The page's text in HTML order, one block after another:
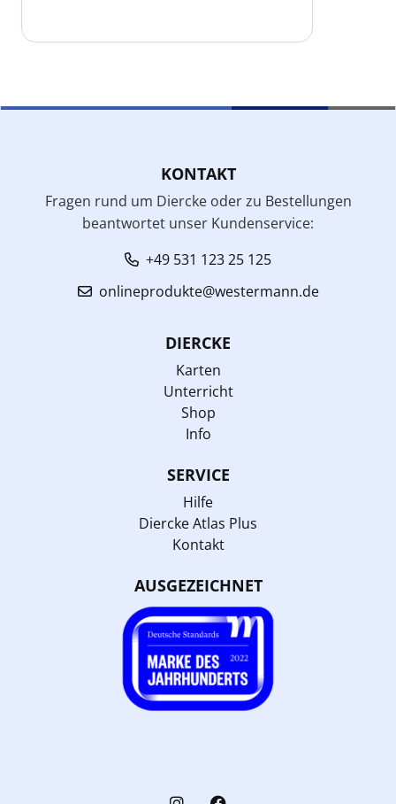
KONTAKT
Fragen rund um Diercke oder zu Bestellungen
beantwortet unser Kundenservice:
+49 531 123 25 125
onlineprodukte@westermann.de
DIERCKE
Karten
Unterricht
Shop
Info
SERVICE
Hilfe
Diercke Atlas Plus
Kontakt
AUSGEZEICHNET